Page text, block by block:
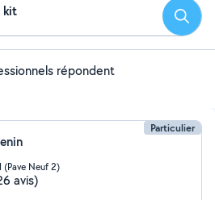
kit
répondent
Particulier
Neuf 2)
avis)